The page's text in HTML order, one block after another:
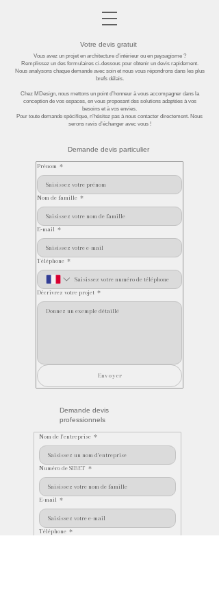
Votre devis gratuit
Vous avez un projet en architecture d’intérieur ou en paysagisme ?
Remplissez un des formulaires ci-dessous pour obtenir un devis rapidement.
Nous analysons chaque demande avec soin et nous vous répondrons dans les plus
brefs délais.
Chez MDesign, nous mettons un point d’honneur à vous accompagner dans la
conception de vos espaces, en vous proposant des solutions adaptées à vos
besoins et à vos envies.
Pour toute demande spécifique, n’hésitez pas à nous contacter directement. Nous
serons ravis d’échanger avec vous !
Demande devis particulier
Prénom *
Nom de famille *
E‑mail *
Téléphone *
Décrivrez votre projet *
Envoyer
Demande devis
professionnels
Nom de l'entreprise *
Numéro de SIRET *
E‑mail *
Téléphone *